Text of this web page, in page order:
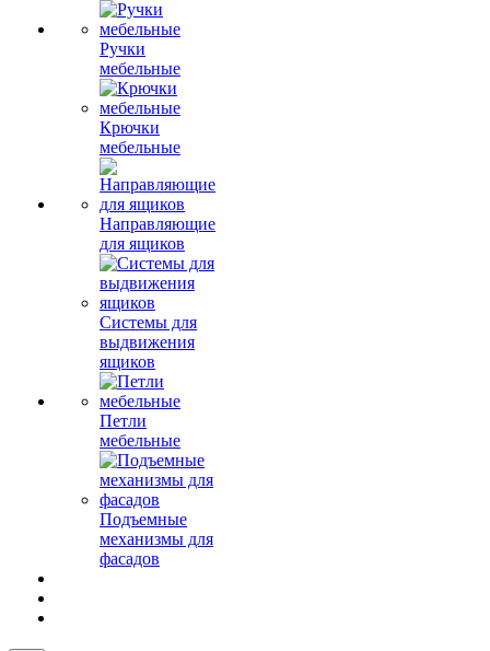
Ручки
мебельные
Крючки
мебельные
Направляющие
для ящиков
Системы для
выдвижения
ящиков
Петли
мебельные
Подъемные
механизмы для
фасадов